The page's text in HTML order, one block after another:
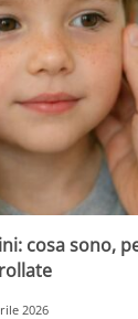
cosa sono,
2026